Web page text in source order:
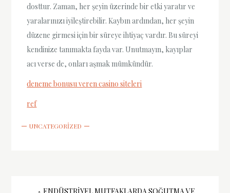
dosttur. Zaman, her şeyin üzerinde bir etki yaratır ve
yaralarınızı iyileştirebilir. Kaybın ardından, her şeyin
düzene girmesi için bir süreye ihtiyaç vardır. Bu süreyi
kendinize tanımakta fayda var. Unutmayın, kayıplar
acı verse de, onları aşmak mümkündür.
deneme bonusu veren casino siteleri
ref
UNCATEGORIZED
ENDÜSTRIYEL MUTFAKLARDA SOĞUTMA VE